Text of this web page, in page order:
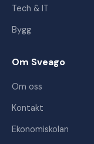
Tech & IT
Bygg
Om Sveago
Om oss
Kontakt
Ekonomiskolan